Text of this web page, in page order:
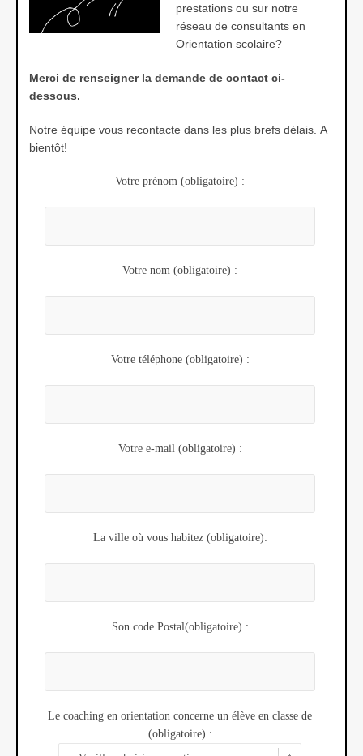
prestations ou sur notre
réseau de consultants en
Orientation scolaire?
Merci de renseigner la demande de contact ci-
dessous.
Notre équipe vous recontacte dans les plus brefs délais. A
bientôt!
Votre prénom (obligatoire) :
Votre nom (obligatoire) :
Votre téléphone (obligatoire) :
Votre e-mail (obligatoire) :
La ville où vous habitez (obligatoire):
Son code Postal(obligatoire) :
Le coaching en orientation concerne un élève en classe de
(obligatoire) :